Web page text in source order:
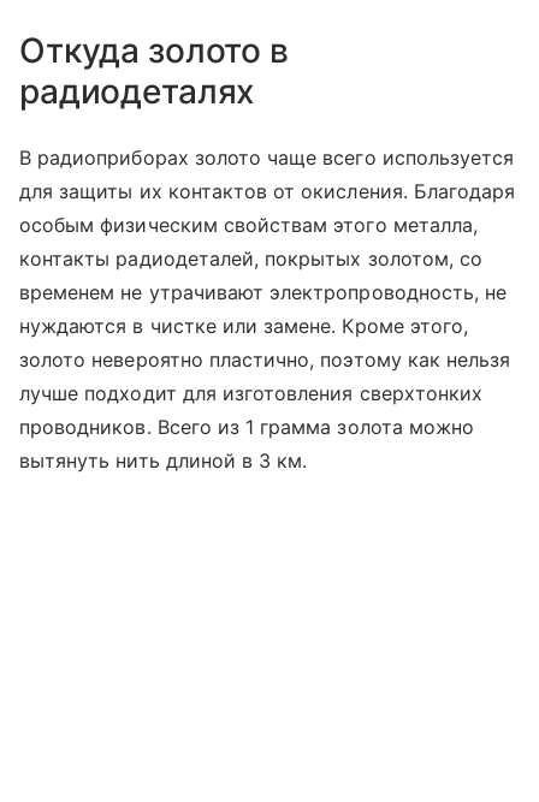
Откуда золото в
радиодеталях
В радиоприборах золото чаще всего используется
для защиты их контактов от окисления. Благодаря
особым физическим свойствам этого металла,
контакты радиодеталей, покрытых золотом, со
временем не утрачивают электропроводность, не
нуждаются в чистке или замене. Кроме этого,
золото невероятно пластично, поэтому как нельзя
лучше подходит для изготовления сверхтонких
проводников. Всего из 1 грамма золота можно
вытянуть нить длиной в 3 км.